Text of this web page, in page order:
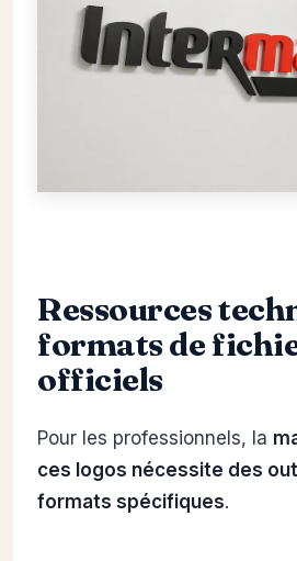
Ressources
formats de
officiels
Pour les professionnels, la
ces logos nécessite des
formats spécifiques.